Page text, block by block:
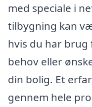
med speciale i
tilbygning kan
hvis du har
behov eller
din bolig. Et
gennem hele